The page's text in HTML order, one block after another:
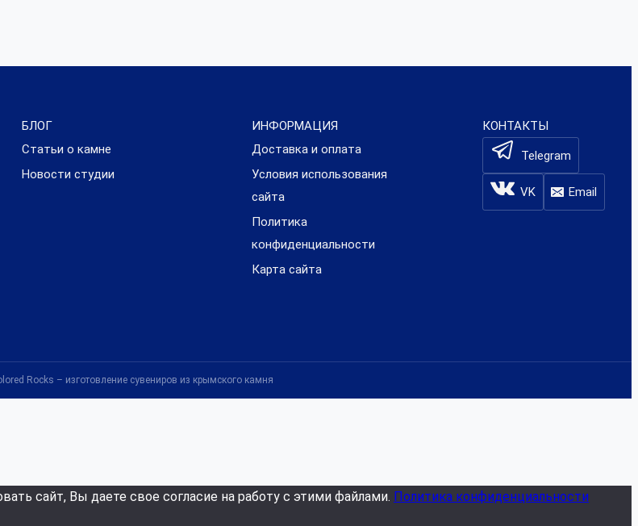
БЛОГ
Статьи о камне
Новости студии
ИНФОРМАЦИЯ
Доставка и оплата
Условия использования
сайта
Политика
конфиденциальности
Карта сайта
КОНТАКТЫ
Telegram
VK Email
Rocks – изготовление сувениров из крымского камня
сайт, Вы даете свое согласие на работу с этими файлами. Политика конфиденциальности